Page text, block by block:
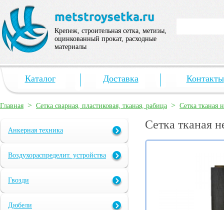
Крепеж, строительная сетка, метизы,
оцинкованный прокат, расходные
материалы
Каталог Доставка Контакты
Главная > Сетка сварная, пластиковая, тканая, рабица > Сетка тканая
Анкерная техника
Воздухораспределит. устройства
Гвозди
Дюбели
Сетка тканая